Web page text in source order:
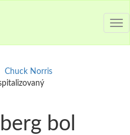
Chuck Norris
bol